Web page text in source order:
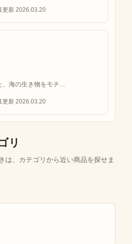
更新 2026.03.20
海の生き物をモチ...
更新 2026.03.20
リ
は、カテゴリから近い商品を探せま